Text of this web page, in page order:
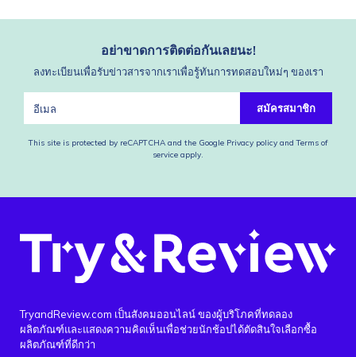
อย่าขาดการติดต่อกันเลยนะ!
ลงทะเบียนเพื่อรับข่าวสารจากเราเพื่อรู้ทันการทดสอบใหม่ๆ ของเรา
สมัครสมาชิก
This site is protected by reCAPTCHA and the Google Privacy policy and Terms of
service apply.
TryandReview.com เป็นสังคมออนไลน์ ของผู้บริโภคที่ทดลอง
ผลิตภัณฑ์และแสดงความคิดเห็นเพื่อช่วยนักช้อปได้ตัดสินใจเลือกซื้อ
ผลิตภัณฑ์ที่ดีกว่า